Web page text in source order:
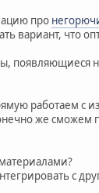
про
вариант, что
появляющиеся
работаем с
же сможем
с